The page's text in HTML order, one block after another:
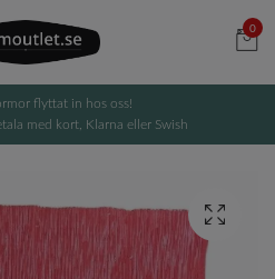
0
flyttat in hos oss!
med kort, Klarna eller Swish